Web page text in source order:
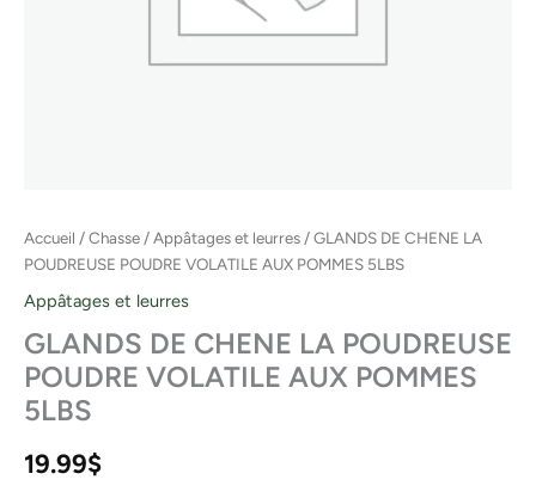
Accueil /Chasse /Appâtages et leurres / GLANDS DE CHENE LA
POUDREUSE POUDRE VOLATILE AUX POMMES 5LBS
Appâtages et leurres
GLANDS DE CHENE LA POUDREUSE
POUDRE VOLATILE AUX POMMES
5LBS
19.99$